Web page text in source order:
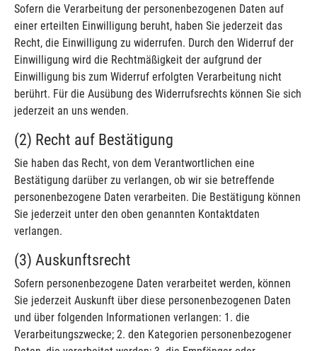
Sofern die Verarbeitung der personenbezogenen Daten auf
einer erteilten Einwilligung beruht, haben Sie jederzeit das
Recht, die Einwilligung zu widerrufen. Durch den Widerruf der
Einwilligung wird die Rechtmäßigkeit der aufgrund der
Einwilligung bis zum Widerruf erfolgten Verarbeitung nicht
berührt. Für die Ausübung des Widerrufsrechts können Sie sich
jederzeit an uns wenden.
(2) Recht auf Bestätigung
Sie haben das Recht, von dem Verantwortlichen eine
Bestätigung darüber zu verlangen, ob wir sie betreffende
personenbezogene Daten verarbeiten. Die Bestätigung können
Sie jederzeit unter den oben genannten Kontaktdaten
verlangen.
(3) Auskunftsrecht
Sofern personenbezogene Daten verarbeitet werden, können
Sie jederzeit Auskunft über diese personenbezogenen Daten
und über folgenden Informationen verlangen: 1. die
Verarbeitungszwecke; 2. den Kategorien personenbezogener